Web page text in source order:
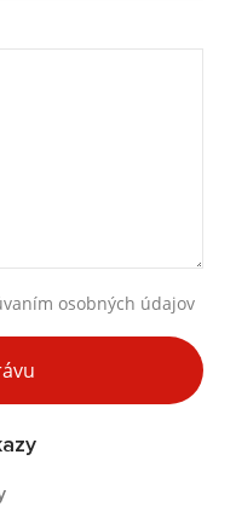
osobných údajov